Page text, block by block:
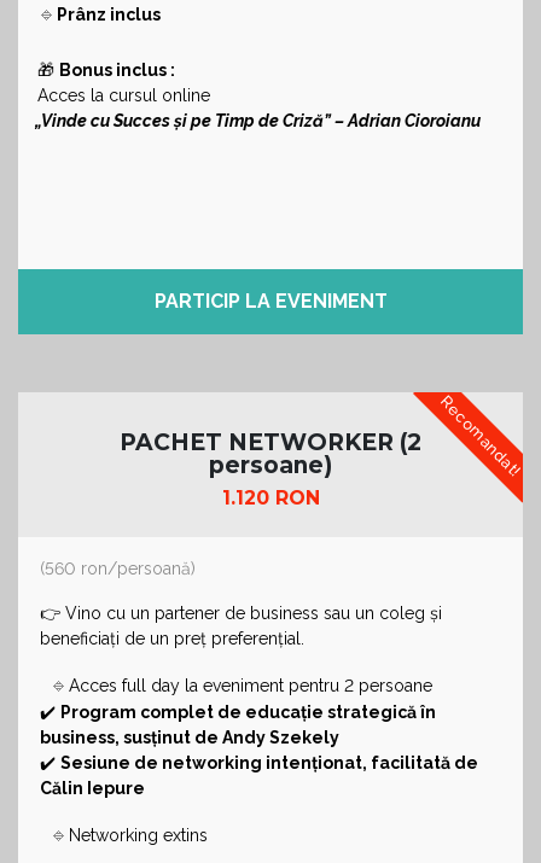
🔹 Prânz inclus
🎁 Bonus inclus :
Acces la cursul online
„Vinde cu Succes și pe Timp de Criză” – Adrian Cioroianu
PARTICIP LA EVENIMENT
PACHET NETWORKER (2
persoane)
1.120 RON
Recomandat!
(560 ron/persoană)
👉 Vino cu un partener de business sau un coleg și
beneficiați de un preț preferențial.
🔹 Acces full day la eveniment pentru 2 persoane
✔️ Program complet de educație strategică în
business, susținut de Andy Szekely
✔️ Sesiune de networking intenționat, facilitată de
Călin Iepure
🔹 Networking extins